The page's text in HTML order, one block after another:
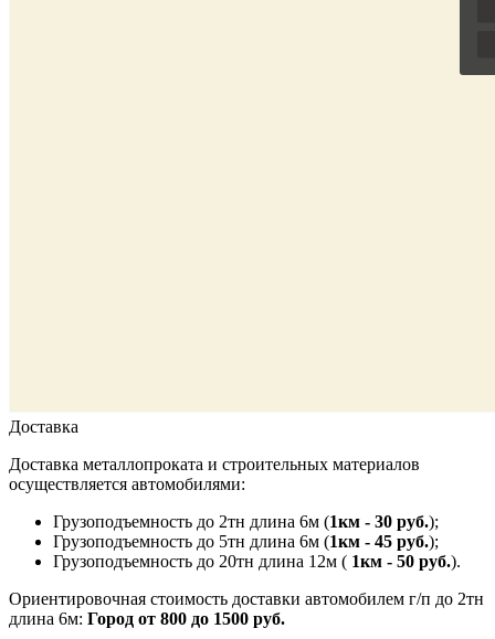
Доставка
Доставка металлопроката и строительных материалов
осуществляется автомобилями:
Грузоподъемность до 2тн длина 6м (1км - 30 руб.);
Грузоподъемность до 5тн длина 6м (1км - 45 руб.);
Грузоподъемность до 20тн длина 12м ( 1км - 50 руб.).
Ориентировочная стоимость доставки автомобилем г/п до 2тн
длина 6м: Город от 800 до 1500 руб.